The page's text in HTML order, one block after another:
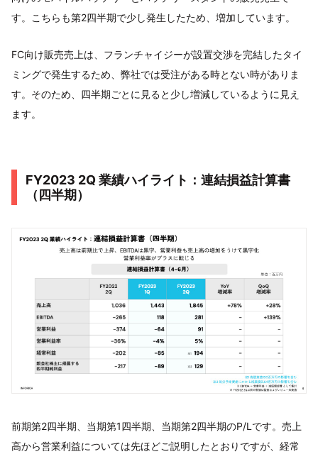
す。こちらも第2四半期で少し発生したため、増加しています。
FC向け販売売上は、フランチャイジーが設置交渉を完結したタイ
ミングで発生するため、弊社では受注がある時とない時がありま
す。そのため、四半期ごとに見ると少し増減しているように見え
ます。
FY2023 2Q 業績ハイライト：連結損益計算書
（四半期）
前期第2四半期、当期第1四半期、当期第2四半期のP/Lです。売上
高から営業利益については先ほどご説明したとおりですが、経常